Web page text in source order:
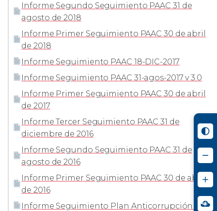
Informe Segundo Seguimiento PAAC 31 de
agosto de 2018
Informe Primer Seguimiento PAAC 30 de abril
de 2018
Informe Seguimiento PAAC 18-DIC-2017
Informe Seguimiento PAAC 31-agos-2017 v 3.0
Informe Primer Seguimiento PAAC 30 de abril
de 2017
Informe Tercer Seguimiento PAAC 31 de
diciembre de 2016
Informe Segundo Seguimiento PAAC 31 de
agosto de 2016
Informe Primer Seguimiento PAAC 30 de abril
de 2016
Informe Seguimiento Plan Anticorrupción 2015